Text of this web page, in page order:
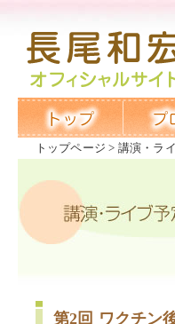
トップページ 講演・ラ
第2回 ワクチン